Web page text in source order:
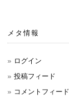
メタ情報
ログイン
投稿フィード
コメントフィード